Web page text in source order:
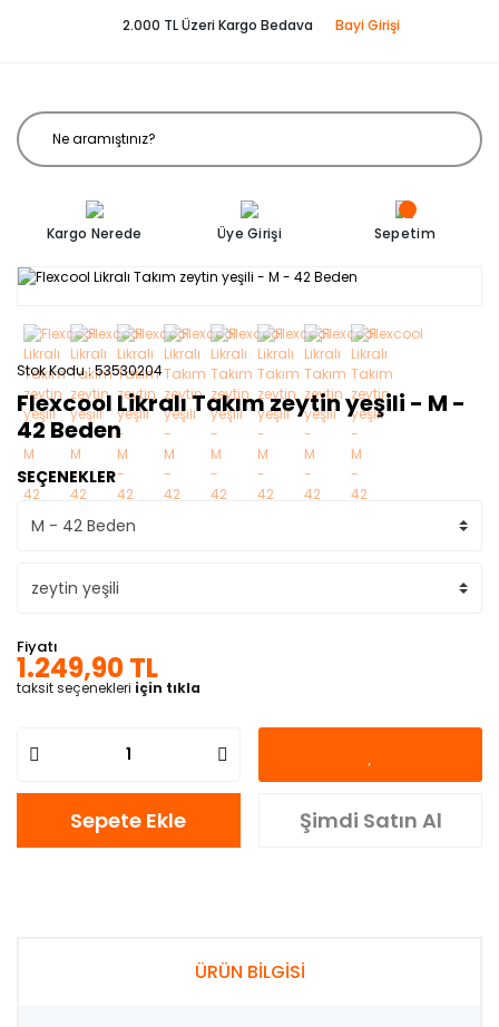
2.000 TL Üzeri Kargo Bedava Bayi Girişi
Kargo Nerede Üye Girişi Sepetim
Stok Kodu 53530204
Flexcool Likralı Takım zeytin yeşili - M -
42 Beden
SEÇENEKLER
Fiyatı
1.249,90 TL
taksit seçenekleri için tıkla
Sepete Ekle Şimdi Satın Al
ÜRÜN BİLGİSİ